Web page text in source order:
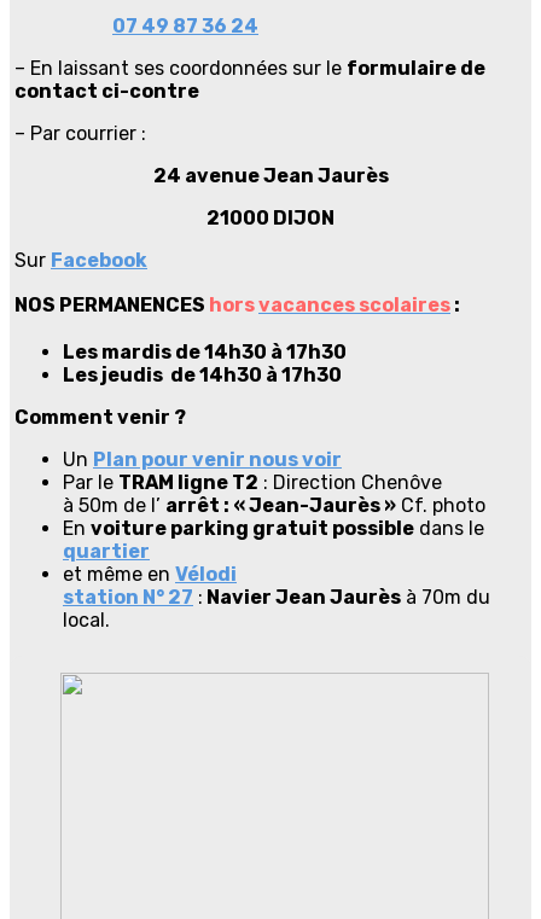
07 49 87 36 24
– En laissant ses coordonnées sur le formulaire de
contact ci-contre
– Par courrier :
24 avenue Jean Jaurès
21000 DIJON
Sur Facebook
NOS PERMANENCES horsvacances scolaires :
Les mardis de 14h30 à 17h30
Les jeudis de14h30 à 17h30
Comment venir ?
Un Plan pour venir nous voir
Par le TRAM ligne T2 : Direction Chenôve
à 50m de l’ arrêt : « Jean-Jaurès » Cf. photo
En voiture parking gratuit possible dans le
quartier
et même en Vélodi
station N° 27 : Navier Jean Jaurès à 70m du
local.